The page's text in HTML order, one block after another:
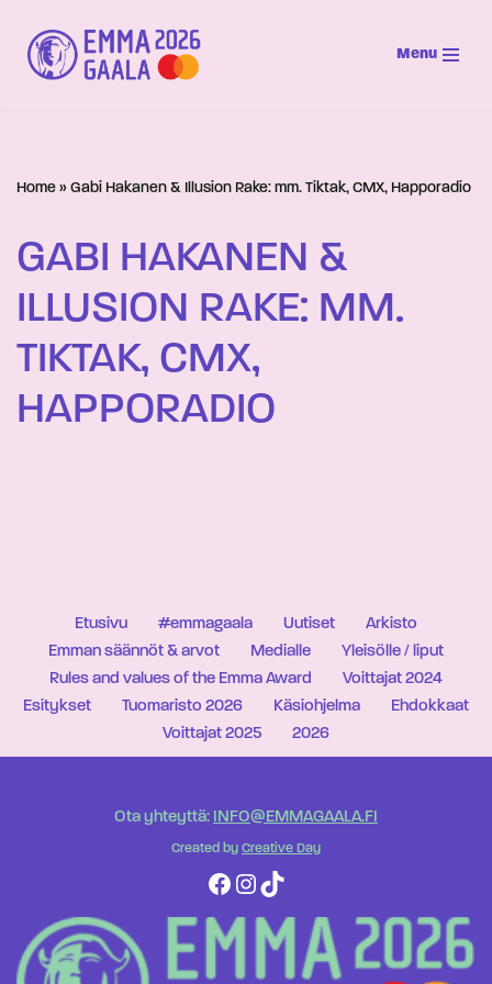
Siirry
suoraan
Menu
Home » Gabi Hakanen & Illusion Rake: mm. Tiktak, CMX, Happoradio
GABI HAKANEN &
ILLUSION RAKE: MM.
TIKTAK, CMX,
HAPPORADIO
Etusivu #emmagaala Uutiset
Arkisto
Emman säännöt & arvot
Medialle
Yleisölle / liput
Rules and values of the Emma Award
Voittajat 2024
Esitykset
Tuomaristo 2026 Käsiohjelma
Ehdokkaat
Voittajat 2025
2026
Ota yhteyttä: INFO@EMMAGAALA.FI
Created by Creative Day